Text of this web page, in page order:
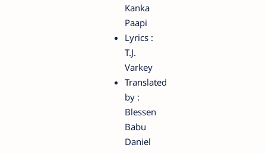
Kanka
Paapi
Lyrics :
T.J.
Varkey
Translated
by :
Blessen
Babu
Daniel